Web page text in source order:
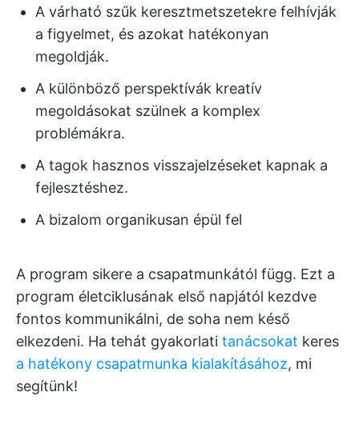
A várható szűk keresztmetszetekre felhívják
a figyelmet, és azokat hatékonyan
megoldják.
A különböző perspektívák kreatív
megoldásokat szülnek a komplex
problémákra.
A tagok hasznos visszajelzéseket kapnak a
fejlesztéshez.
A bizalom organikusan épül fel
A program sikere a csapatmunkától függ. Ezt a
program életciklusának első napjától kezdve
fontos kommunikálni, de soha nem késő
elkezdeni. Ha tehát gyakorlati tanácsokat keres
a hatékony csapatmunka kialakításához, mi
segítünk!